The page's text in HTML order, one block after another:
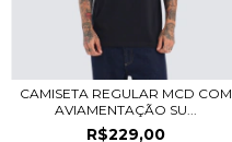
CAMISETA REGULAR MCD COM
AVIAMENTAÇÃO SU...
R$229,00